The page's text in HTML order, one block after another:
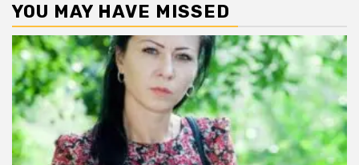
YOU MAY HAVE MISSED